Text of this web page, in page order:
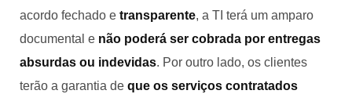
acordo fechado e transparente, a TI terá um amparo
documental e não poderá ser cobrada por entregas
absurdas ou indevidas. Por outro lado, os clientes
terão a garantia de que os serviços contratados